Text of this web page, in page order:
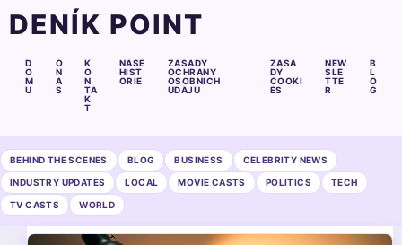
DENÍK POINT
D
O
M
U
O
N
A
S
K
O
N
TA
K
T
NASE
HIST
ORIE
ZASADY
OCHRANY
OSOBNICH
UDAJU
ZASA
DY
COOKI
ES
NEW
SLE
TTE
R
B
L
O
G
BEHIND THE SCENES BLOG BUSINESS CELEBRITY NEWS
INDUSTRY UPDATES LOCAL MOVIE CASTS POLITICS TECH
TV CASTS WORLD